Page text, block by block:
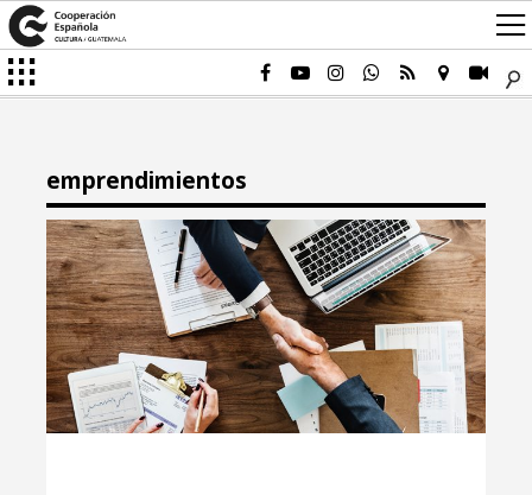
emprendimientos